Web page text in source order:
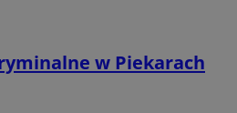
w Piekarach